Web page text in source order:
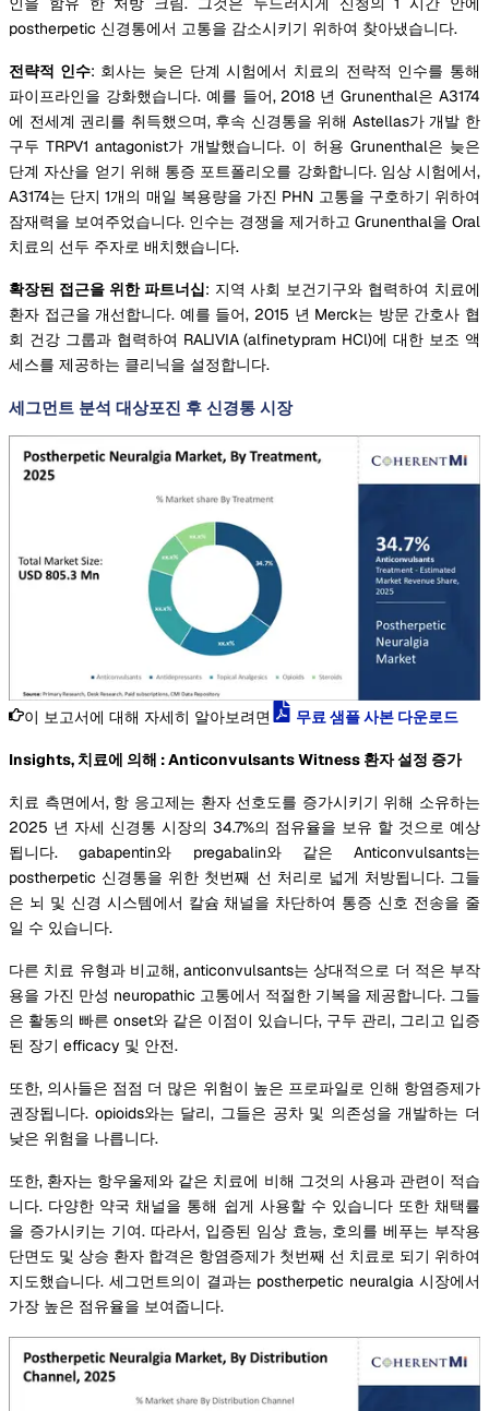
postherpetic 신경통에서 고통을 감소시키기 위하여 찾아냈습니다.
전략적 인수: 회사는 늦은 단계 시험에서 치료의 전략적 인수를 통해
파이프라인을 강화했습니다. 예를 들어, 2018 년 Grunenthal은 A3174
에 전세계 권리를 취득했으며, 후속 신경통을 위해 Astellas가 개발 한
구두 TRPV1 antagonist가 개발했습니다. 이 허용 Grunenthal은 늦은
단계 자산을 얻기 위해 통증 포트폴리오를 강화합니다. 임상 시험에서,
A3174는 단지 1개의 매일 복용량을 가진 PHN 고통을 구호하기 위하여
잠재력을 보여주었습니다. 인수는 경쟁을 제거하고 Grunenthal을 Oral
치료의 선두 주자로 배치했습니다.
확장된 접근을 위한 파트너십: 지역 사회 보건기구와 협력하여 치료에
환자 접근을 개선합니다. 예를 들어, 2015 년 Merck는 방문 간호사 협
회 건강 그룹과 협력하여 RALIVIA (alfinetypram HCl)에 대한 보조 액
세스를 제공하는 클리닉을 설정합니다.
세그먼트 분석 대상포진 후 신경통 시장
이 보고서에 대해 자세히 알아보려면 무료 샘플 사본 다운로드
Insights, 치료에 의해 : Anticonvulsants Witness 환자 설정 증가
치료 측면에서, 항 응고제는 환자 선호도를 증가시키기 위해 소유하는
2025 년 자세 신경통 시장의 34.7%의 점유율을 보유 할 것으로 예상
됩니다. gabapentin와 pregabalin와 같은 Anticonvulsants는
postherpetic 신경통을 위한 첫번째 선 처리로 넓게 처방됩니다. 그들
은 뇌 및 신경 시스템에서 칼슘 채널을 차단하여 통증 신호 전송을 줄
일 수 있습니다.
다른 치료 유형과 비교해, anticonvulsants는 상대적으로 더 적은 부작
용을 가진 만성 neuropathic 고통에서 적절한 기복을 제공합니다. 그들
은 활동의 빠른 onset와 같은 이점이 있습니다, 구두 관리, 그리고 입증
된 장기 efficacy 및 안전.
또한, 의사들은 점점 더 많은 위험이 높은 프로파일로 인해 항염증제가
권장됩니다. opioids와는 달리, 그들은 공차 및 의존성을 개발하는 더
낮은 위험을 나릅니다.
또한, 환자는 항우울제와 같은 치료에 비해 그것의 사용과 관련이 적습
니다. 다양한 약국 채널을 통해 쉽게 사용할 수 있습니다 또한 채택률
을 증가시키는 기여. 따라서, 입증된 임상 효능, 호의를 베푸는 부작용
단면도 및 상승 환자 합격은 항염증제가 첫번째 선 치료로 되기 위하여
지도했습니다. 세그먼트의이 결과는 postherpetic neuralgia 시장에서
가장 높은 점유율을 보여줍니다.